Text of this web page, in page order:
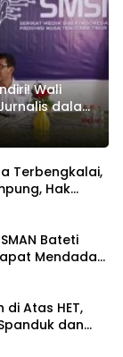
Wali
dalam
Hak
Dibayar
Bateti
Mendadak,
yang Belum
di Atas HET,
dan